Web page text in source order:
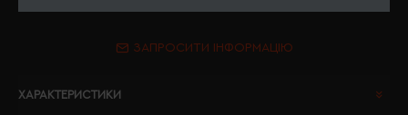
ЗАПРОСИТИ ІНФОРМАЦІЮ
ХАРАКТЕРИСТИКИ